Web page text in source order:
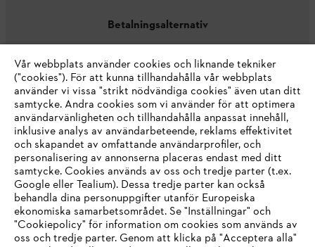
Betalningsalternativ
Företaget
STIHL FAQ
Vår webbplats använder cookies och liknande tekniker
("cookies"). För att kunna tillhandahålla vår webbplats
använder vi vissa "strikt nödvändiga cookies" även utan ditt
samtycke. Andra cookies som vi använder för att optimera
användarvänligheten och tillhandahålla anpassat innehåll,
inklusive analys av användarbeteende, reklams effektivitet
och skapandet av omfattande användarprofiler, och
personalisering av annonserna placeras endast med ditt
samtycke. Cookies används av oss och tredje parter (t.ex.
Google eller Tealium). Dessa tredje parter kan också
behandla dina personuppgifter utanför Europeiska
ekonomiska samarbetsområdet. Se "Inställningar" och
"Cookiepolicy" för information om cookies som används av
oss och tredje parter. Genom att klicka på "Acceptera alla"